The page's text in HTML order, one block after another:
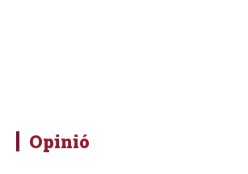
Opinió